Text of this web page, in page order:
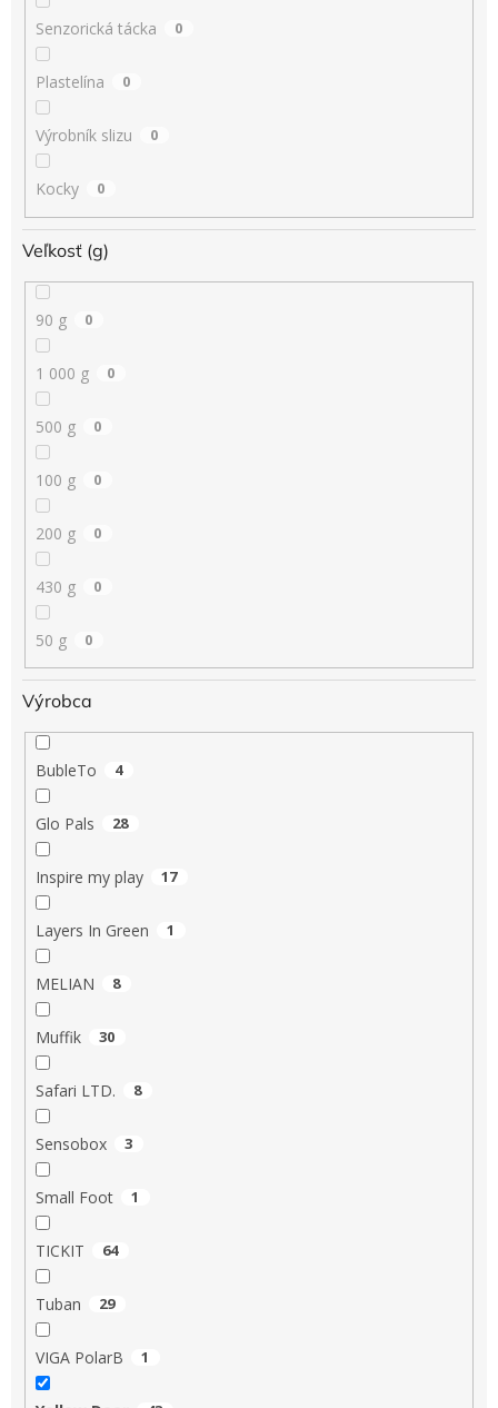
Senzorická tácka 0
Plastelína 0
Výrobník slizu 0
Kocky 0
Veľkosť (g)
90 g 0
1 000 g 0
500 g 0
100 g 0
200 g 0
430 g 0
50 g 0
Výrobca
BubleTo 4
Glo Pals 28
Inspire my play 17
Layers In Green 1
MELIAN 8
Muffik 30
Safari LTD. 8
Sensobox 3
Small Foot 1
TICKIT 64
Tuban 29
VIGA PolarB 1